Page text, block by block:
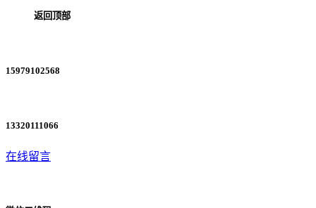
返回顶部
15979102568
13320111066
在线留言